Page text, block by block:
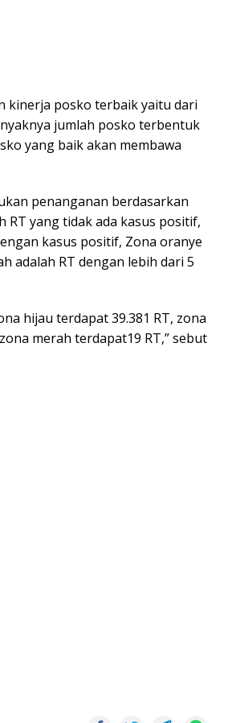
kinerja posko terbaik yaitu dari
jumlah posko terbentuk
yang baik akan membawa
penanganan berdasarkan
RT yang tidak ada kasus positif,
kasus positif, Zona oranye
adalah RT dengan lebih dari 5
hijau terdapat 39.381 RT, zona
merah terdapat19 RT,” sebut